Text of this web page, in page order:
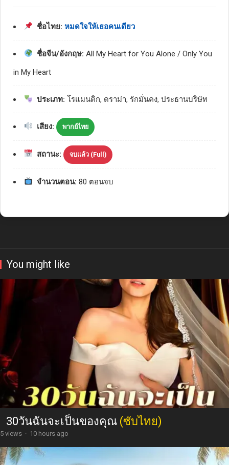
ชื่อไทย: หมดใจให้เธอคนเดียว
ชื่อจีน/อังกฤษ: All My Heart for You Alone / Only You
in My Heart
ประเภท: โรแมนติก, ดราม่า, รักมั่นคง, ประธานบริษัท
เสียง: พากย์ไทย
สถานะ: จบแล้ว (Full)
จำนวนตอน: 80 ตอนจบ
You might like
30วันฉันจะเป็นของคุณ (ซับไทย)
5 views · 10 hours ago